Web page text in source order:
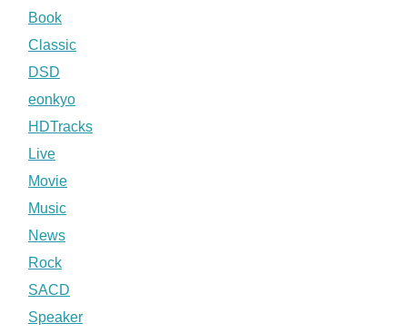
Book
Classic
DSD
eonkyo
HDTracks
Live
Movie
Music
News
Rock
SACD
Speaker